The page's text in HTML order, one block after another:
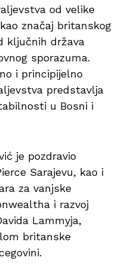
od velike
značaj britanskog
ključnih država
sporazuma.
i principijelno
predstavlja
u Bosni i
je pozdravio
Sarajevu, kao i
za vanjske
i razvoj
Lammyja,
britanske